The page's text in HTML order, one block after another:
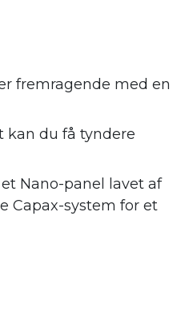
fremragende med en
kan du få tyndere
Nano-panel lavet af
Capax-system for et